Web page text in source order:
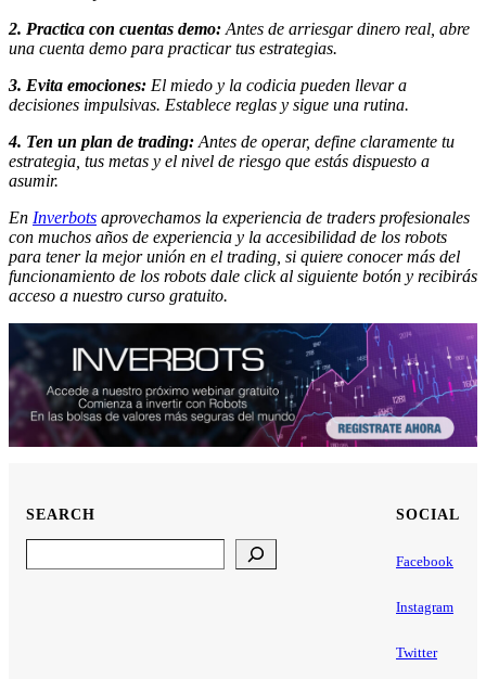
2. Practica con cuentas demo: Antes de arriesgar dinero real, abre
una cuenta demo para practicar tus estrategias.
3. Evita emociones: El miedo y la codicia pueden llevar a
decisiones impulsivas. Establece reglas y sigue una rutina.
4. Ten un plan de trading: Antes de operar, define claramente tu
estrategia, tus metas y el nivel de riesgo que estás dispuesto a
asumir.
En Inverbots aprovechamos la experiencia de traders profesionales
con muchos años de experiencia y la accesibilidad de los robots
para tener la mejor unión en el trading, si quiere conocer más del
funcionamiento de los robots dale click al siguiente botón y recibirás
acceso a nuestro curso gratuito.
SEARCH SOCIAL
Facebook
Instagram
Twitter